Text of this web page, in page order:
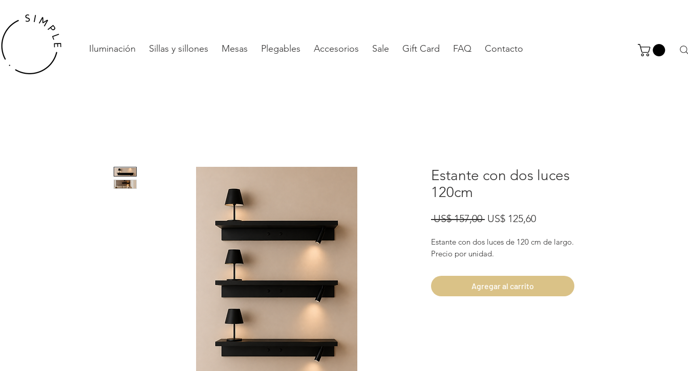
Iluminación Sillas y sillones Mesas Plegables Accesorios Sale Gift Card FAQ Contacto
Estante con dos luces
120cm
US$ 157,00 Precio
US$ 125,60Precio
oferta
Estante con dos luces de 120 cm de largo.
Precio por unidad.
Agregar al carrito